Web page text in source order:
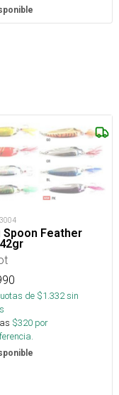
Spoon Feather
de $1.332sin
$320 por